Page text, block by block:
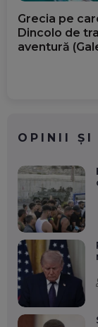
Grecia pe
Dincolo de
aventură
OPINII ȘI